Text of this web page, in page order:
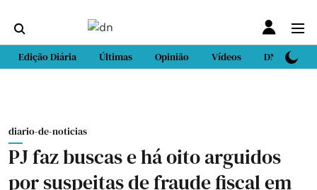
Edição Diária Últimas Opinião Vídeos DN Sport
diario-de-noticias
PJ faz buscas e há oito arguidos
por suspeitas de fraude fiscal em